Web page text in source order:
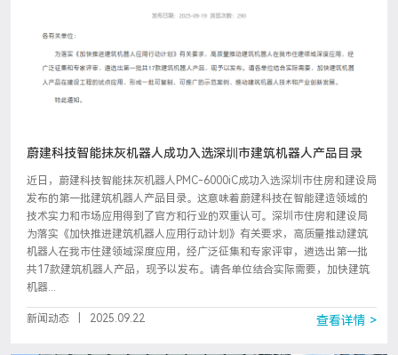
蔚建科技智能抹灰机器人成功入选深圳市建筑机器人产品目录
近日，蔚建科技智能抹灰机器人PMC-6000iC成功入选深圳市住房和建设局
发布的第一批建筑机器人产品目录。这意味着蔚建科技在智能建造领域的
技术实力和市场应用得到了官方和行业的双重认可。深圳市住房和建设局
为落实《加快推进建筑机器人应用行动计划》有关要求，高质量推动建筑
机器人在我市住建领域深度应用，经广泛征集和专家评审，遴选出第一批
共17款建筑机器人产品，现予以发布。请各单位结合实际需要，加快建筑
机器...
新闻动态 2025.09.22 查看详情 >